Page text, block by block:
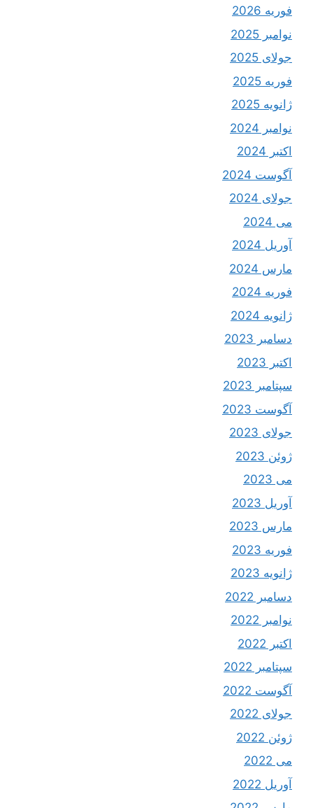
فوریه 2026
نوامبر 2025
جولای 2025
فوریه 2025
ژانویه 2025
نوامبر 2024
اکتبر 2024
آگوست 2024
جولای 2024
می 2024
آوریل 2024
مارس 2024
فوریه 2024
ژانویه 2024
دسامبر 2023
اکتبر 2023
سپتامبر 2023
آگوست 2023
جولای 2023
ژوئن 2023
می 2023
آوریل 2023
مارس 2023
فوریه 2023
ژانویه 2023
دسامبر 2022
نوامبر 2022
اکتبر 2022
سپتامبر 2022
آگوست 2022
جولای 2022
ژوئن 2022
می 2022
آوریل 2022